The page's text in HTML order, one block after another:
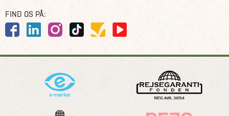
FIND OS PÅ: